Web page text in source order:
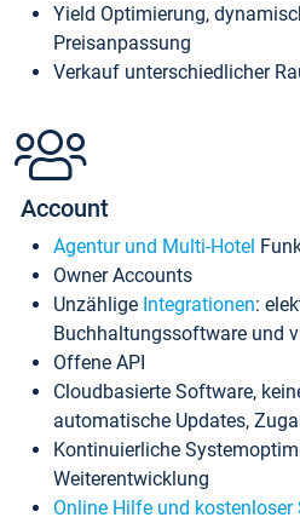
Yield Optimierung,
Preisanpassung
Verkauf unterschiedlicher
Account
Agentur und Multi-Hotel
Owner Accounts
Unzählige Integrationen:
Buchhaltungssoftware und
Offene API
Cloudbasierte Software,
automatische Updates,
Kontinuierliche
Weiterentwicklung
Online Hilfe und kostenloser